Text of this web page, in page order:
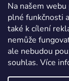
Na našem
plné funkčnosti
také k cílení
nemůže
ale nebudou
souhlas. Více